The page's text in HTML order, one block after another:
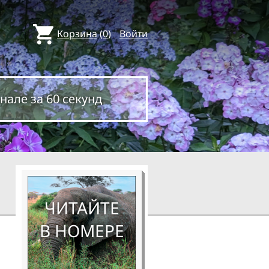
Корзина(0) Войти
за 60 секунд
ЧИТАЙТЕ
В НОМЕРЕ